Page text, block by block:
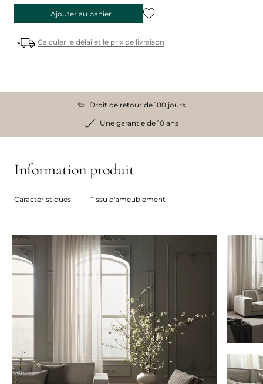
Ajouter au panier
Calculer le délai et le prix de livraison
Droit de retour de 100 jours
Une garantie de 10 ans
Information produit
Caractéristiques Tissu d'ameublement